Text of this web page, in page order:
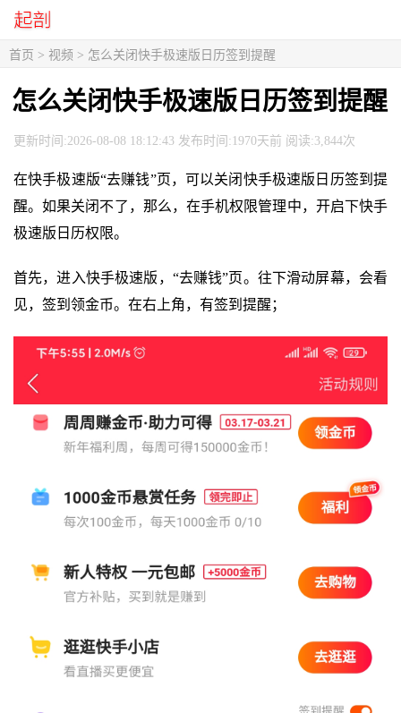
首页 > 视频 > 怎么关闭快手极速版日历签到提醒
怎么关闭快手极速版日历签到提醒
更新时间:2026-08-08 18:12:43 发布时间:1970天前 阅读:3,844次
在快手极速版“去赚钱”页，可以关闭快手极速版日历签到提
醒。如果关闭不了，那么，在手机权限管理中，开启下快手
极速版日历权限。
首先，进入快手极速版，“去赚钱”页。往下滑动屏幕，会看
见，签到领金币。在右上角，有签到提醒；